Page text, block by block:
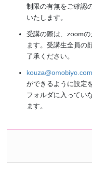
制限の有無をご確認
いたします。
受講の際は、zoom
ます。受講生全員の
了承ください。
kouza@omobiyo.com
ができるように設定
フォルダに入ってい
ます。